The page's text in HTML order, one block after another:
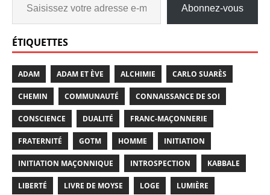
Abonnez-vous
ÉTIQUETTES
ADAM ADAM ET ÈVE ALCHIMIE CARLO SUARÈS
CHEMIN COMMUNAUTÉ CONNAISSANCE DE SOI
CONSCIENCE DUALITÉ FRANC-MAÇONNERIE
FRATERNITÉ GOTM HOMME INITIATION
INITIATION MAÇONNIQUE INTROSPECTION KABBALE
LIBERTÉ LIVRE DE MOYSE LOGE LUMIÈRE